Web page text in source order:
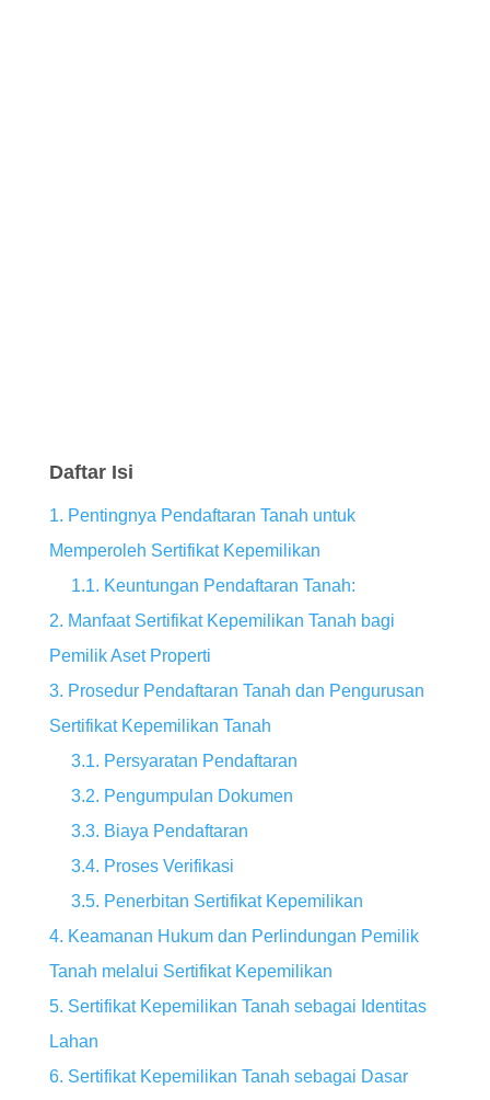
Daftar Isi
1. Pentingnya Pendaftaran Tanah untuk
Memperoleh Sertifikat Kepemilikan
1.1. Keuntungan Pendaftaran Tanah:
2. Manfaat Sertifikat Kepemilikan Tanah bagi
Pemilik Aset Properti
3. Prosedur Pendaftaran Tanah dan Pengurusan
Sertifikat Kepemilikan Tanah
3.1. Persyaratan Pendaftaran
3.2. Pengumpulan Dokumen
3.3. Biaya Pendaftaran
3.4. Proses Verifikasi
3.5. Penerbitan Sertifikat Kepemilikan
4. Keamanan Hukum dan Perlindungan Pemilik
Tanah melalui Sertifikat Kepemilikan
5. Sertifikat Kepemilikan Tanah sebagai Identitas
Lahan
6. Sertifikat Kepemilikan Tanah sebagai Dasar